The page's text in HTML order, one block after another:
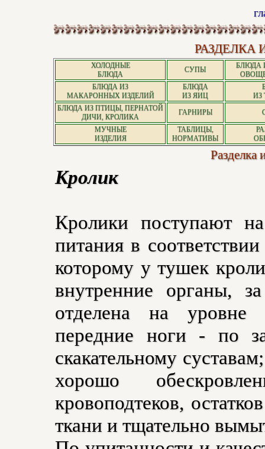
РАЗДЕЛКА
ХОЛОДНЫЕ
БЛЮДА
СУПЫ
БЛЮДА
БЛЮДА ИЗ
МАКАРОННЫХ ИЗДЕЛИЙ
БЛЮДА
ИЗ ЯИЦ
ИЗ
БЛЮДА ИЗ ПТИЦЫ, ПЕРНАТОЙ
ДИЧИ, КРОЛИКА
ГАРНИРЫ
МУЧНЫЕ
ИЗДЕЛИЯ
ТАБЛИЦЫ,
НОРМАТИВЫ
Разделка
Кролик
Кролики поступают
питания в
которому у тушек
внутренние органы,
отделена на уровне
передние ноги - по
скакательному
хорошо
кровоподтеков,
ткани и тщательно